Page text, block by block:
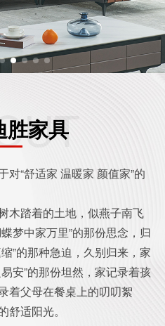
胜家具
“舒适家 温暖家 颜值家”的
木踏着的土地，似燕子南飞
梦中家万里”的那份思念，归
”的那种急迫，久别归来，家
安”的那份坦然，家记录着孩
着父母在餐桌上的叨叨絮
适阳光。